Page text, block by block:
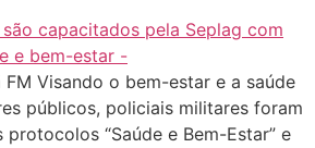
FM Visando o bem-estar e a saúde
públicos, policiais militares foram
“Saúde e Bem-Estar” e